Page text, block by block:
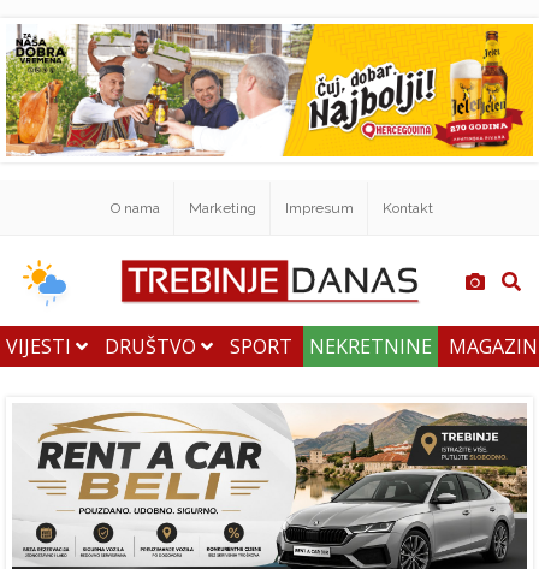
O nama Marketing Impresum Kontakt
VIJESTI DRUŠTVO SPORT NEKRETNINE